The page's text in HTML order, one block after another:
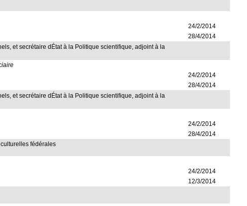
24/2/2014
28/4/2014
et secrétaire dÉtat à la Politique scientifique, adjoint à la
24/2/2014
28/4/2014
et secrétaire dÉtat à la Politique scientifique, adjoint à la
24/2/2014
28/4/2014
fédérales
24/2/2014
12/3/2014